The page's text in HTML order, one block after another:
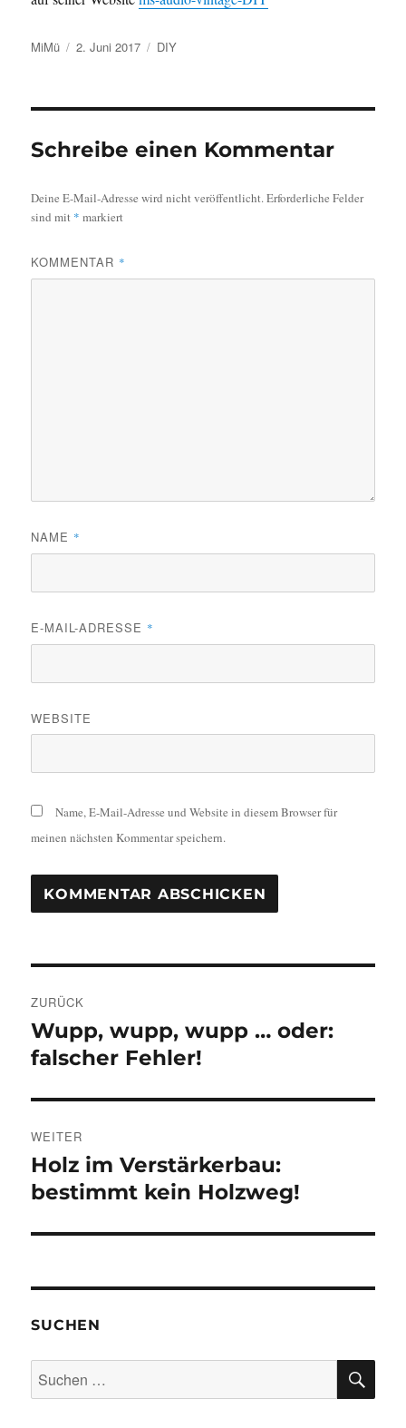
Autor
MiMü
Veröffentlicht
2. Juni 2017 Kategorien
DIY
Schreibe einen Kommentar
Deine E-Mail-Adresse wird nicht veröffentlicht.Erforderliche Felder
sind mit * markiert
KOMMENTAR *
NAME *
E-MAIL-ADRESSE *
WEBSITE
Name, E-Mail-Adresse und Website in diesem Browser für
meinen nächsten Kommentar speichern.
ZURÜCK
Vorheriger
Beitrag:
Wupp, wupp, wupp … oder:
falscher Fehler!
WEITER
Nächster
Beitrag:
Holz im Verstärkerbau:
bestimmt kein Holzweg!
SUCHEN
Suchen
nach: